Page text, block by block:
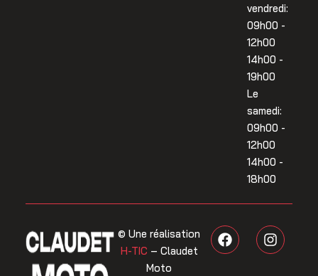
vendredi:
09h00 -
12h00
14h00 -
19h00
Le
samedi:
09h00 -
12h00
14h00 -
18h00
© Une réalisation
H-TIC – Claudet
Moto
F
a
c
I
n
s